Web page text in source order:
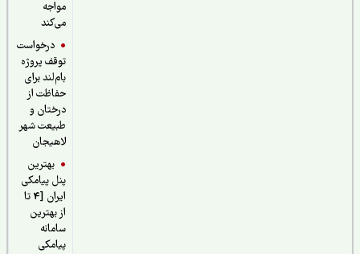
درخواست
توقف پروژه
بام‌لند برای
حفاظت از
درختان و
طبیعت شهر
لاهیجان
بهترین
پنل پیامکی
ایران [4 تا
از بهترین
سامانه
پیامکی